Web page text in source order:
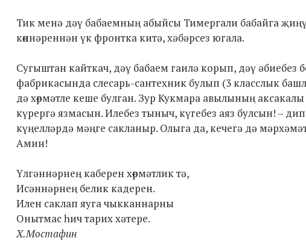
Тик менә дәү бабаемның абыйсы Тимергали бабайга
көннәреннән үк фронтка китә, хәбәрсез югала.
Сугыштан кайткач, дәү бабаем гаилә корып, дәү әбиебез
фабрикасында слесарь-сантехник булып (3 класслык
дә хөрмәтле кеше булган. Зур Кукмара авылының
күрергә язмасын. Илебез тыныч, күгебез аяз булсын! –
күңелләрдә мәңге сакланыр. Олыга да, кечегә дә
Амин!
Үлгәннәрнең каберен хөрмәтлик тә,
Исәннәрнең белик кадерен.
Илен саклап яуга чыкканнарны
Онытмас һич тарих хәтере.
Х.Мостафин